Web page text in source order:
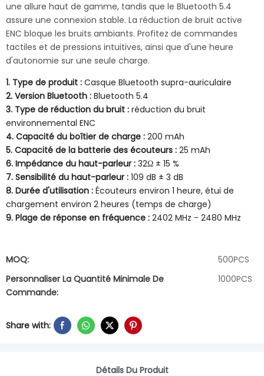
une allure haut de gamme, tandis que le Bluetooth 5.4
assure une connexion stable. La réduction de bruit active
ENC bloque les bruits ambiants. Profitez de commandes
tactiles et de pressions intuitives, ainsi que d'une heure
d'autonomie sur une seule charge.
1. Type de produit : Casque Bluetooth supra-auriculaire
2. Version Bluetooth : Bluetooth 5.4
3. Type de réduction du bruit : réduction du bruit
environnemental ENC
4. Capacité du boîtier de charge : 200 mAh
5. Capacité de la batterie des écouteurs : 25 mAh
6. Impédance du haut-parleur : 32Ω ± 15 %
7. Sensibilité du haut-parleur : 109 dB ± 3 dB
8. Durée d'utilisation : Écouteurs environ 1 heure, étui de
chargement environ 2 heures (temps de charge)
9. Plage de réponse en fréquence : 2402 MHz - 2480 MHz
MOQ:
500PCS
Personnaliser La Quantité Minimale De
Commande:
1000PCS
Share with:
Détails Du Produit